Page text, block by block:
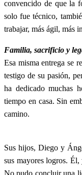
convencido de que la
solo fue técnico,
trabajar, más ágil, más
Familia, sacrificio y
Esa misma entrega se
testigo de su pasión,
ha dedicado muchas
tiempo en casa. Sin
camino.
Sus hijos, Diego y
sus mayores logros.
No pudo concluir una